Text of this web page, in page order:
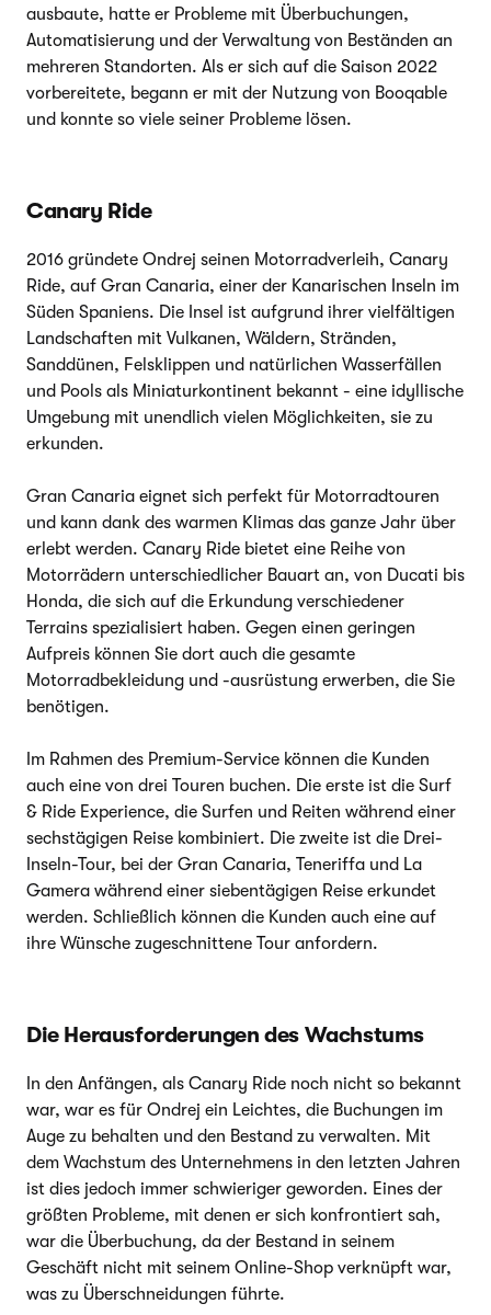
ausbaute, hatte er Probleme mit Überbuchungen,
Automatisierung und der Verwaltung von Beständen an
mehreren Standorten. Als er sich auf die Saison 2022
vorbereitete, begann er mit der Nutzung von Booqable
und konnte so viele seiner Probleme lösen.
Canary Ride
2016 gründete Ondrej seinen Motorradverleih, Canary
Ride, auf Gran Canaria, einer der Kanarischen Inseln im
Süden Spaniens. Die Insel ist aufgrund ihrer vielfältigen
Landschaften mit Vulkanen, Wäldern, Stränden,
Sanddünen, Felsklippen und natürlichen Wasserfällen
und Pools als Miniaturkontinent bekannt - eine idyllische
Umgebung mit unendlich vielen Möglichkeiten, sie zu
erkunden.
Gran Canaria eignet sich perfekt für Motorradtouren
und kann dank des warmen Klimas das ganze Jahr über
erlebt werden. Canary Ride bietet eine Reihe von
Motorrädern unterschiedlicher Bauart an, von Ducati bis
Honda, die sich auf die Erkundung verschiedener
Terrains spezialisiert haben. Gegen einen geringen
Aufpreis können Sie dort auch die gesamte
Motorradbekleidung und -ausrüstung erwerben, die Sie
benötigen.
Im Rahmen des Premium-Service können die Kunden
auch eine von drei Touren buchen. Die erste ist die Surf
& Ride Experience, die Surfen und Reiten während einer
sechstägigen Reise kombiniert. Die zweite ist die Drei-
Inseln-Tour, bei der Gran Canaria, Teneriffa und La
Gamera während einer siebentägigen Reise erkundet
werden. Schließlich können die Kunden auch eine auf
ihre Wünsche zugeschnittene Tour anfordern.
Die Herausforderungen des Wachstums
In den Anfängen, als Canary Ride noch nicht so bekannt
war, war es für Ondrej ein Leichtes, die Buchungen im
Auge zu behalten und den Bestand zu verwalten. Mit
dem Wachstum des Unternehmens in den letzten Jahren
ist dies jedoch immer schwieriger geworden. Eines der
größten Probleme, mit denen er sich konfrontiert sah,
war die Überbuchung, da der Bestand in seinem
Geschäft nicht mit seinem Online-Shop verknüpft war,
was zu Überschneidungen führte.